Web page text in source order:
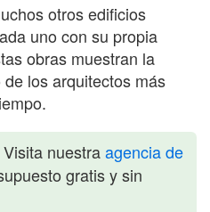
otros edificios
uno con su propia
obras muestran la
los arquitectos más
Visita nuestraagencia de
gratis y sin